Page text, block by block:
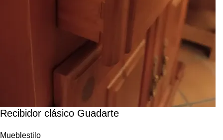
Recibidor clásico Guadarte
Mueblestilo